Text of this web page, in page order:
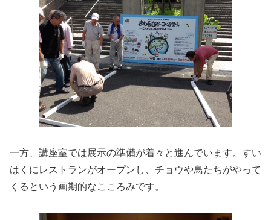
一方、講座室では展示の準備が着々と進んでいます。すい
はくにレストランがオープンし、チョウや鳥たちがやって
くるという画期的なこころみです。